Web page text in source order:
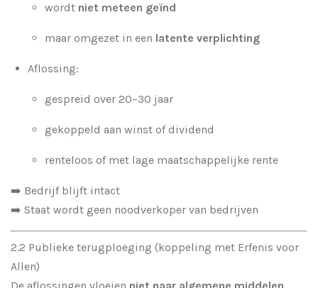
wordt niet meteen geïnd
maar omgezet in een latente verplichting
Aflossing:
gespreid over 20–30 jaar
gekoppeld aan winst of dividend
renteloos of met lage maatschappelijke rente
➡️ Bedrijf blijft intact
➡️ Staat wordt geen noodverkoper van bedrijven
2.2 Publieke terugploeging (koppeling met Erfenis voor
Allen)